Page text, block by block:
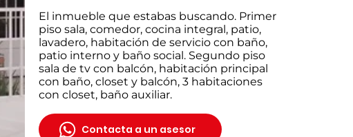
El inmueble que estabas buscando. Primer
piso sala, comedor, cocina integral, patio,
lavadero, habitación de servicio con baño,
patio interno y baño social. Segundo piso
sala de tv con balcón, habitación principal
con baño, closet y balcón, 3 habitaciones
con closet, baño auxiliar.
Contacta a un asesor